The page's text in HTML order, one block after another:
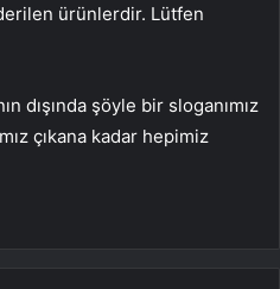
ürünlerdir. Lütfen
dışında şöyle bir sloganımız
çıkana kadar hepimiz